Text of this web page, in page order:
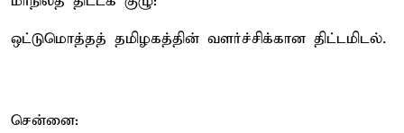
ஒட்டுமொத்தத் தமிழகத்தின் வளர்ச்சிக்கான திட்டமிடல்.
சென்னை: